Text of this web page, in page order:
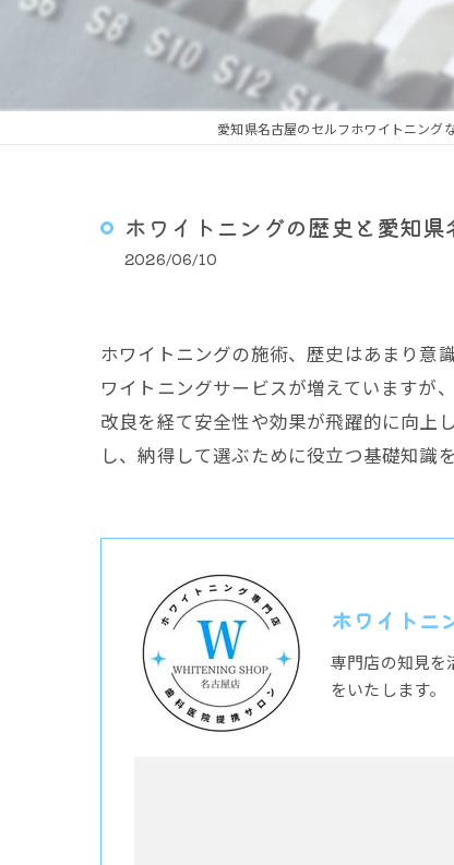
愛知県名古屋のセルフホワイトニング
ホワイトニングの歴史と愛知
2026/06/10
ホワイトニングの施術、歴史はあまり意
ワイトニングサービスが増えていますが
改良を経て安全性や効果が飛躍的に向上
し、納得して選ぶために役立つ基礎知識
ホワイトニ
専門店の知見を
をいたします。